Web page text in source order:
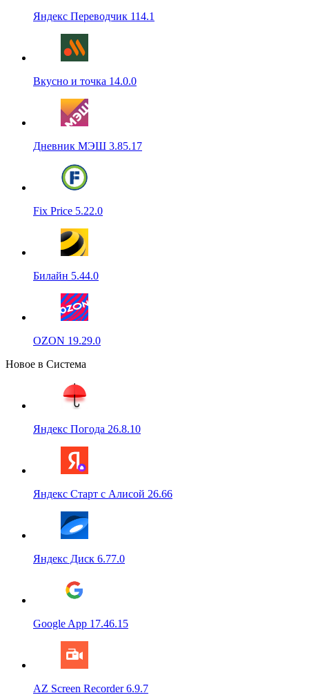
Яндекс Переводчик 114.1
Вкусно и точка 14.0.0
Дневник МЭШ 3.85.17
Fix Price 5.22.0
Билайн 5.44.0
OZON 19.29.0
Новое в Система
Яндекс Погода 26.8.10
Яндекс Старт с Алисой 26.66
Яндекс Диск 6.77.0
Google App 17.46.15
AZ Screen Recorder 6.9.7